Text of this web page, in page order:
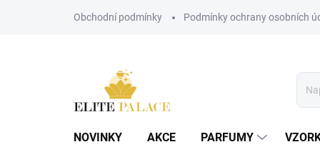
Obchodní podmínky Podmínky ochrany osobních
NOVINKY AKCE PARFUMY